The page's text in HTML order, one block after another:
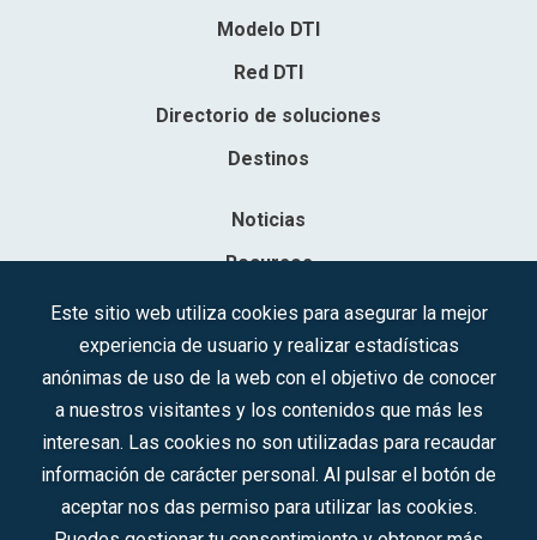
Modelo DTI
Red DTI
Directorio de soluciones
Destinos
Noticias
Recursos
Contacto
Sociedad Mercantil Estatal para la Gestión de la Innovación y las
Inscrita en el R.M. de Madrid, T, 12593, Se. 8, F. 129, H. 201.307.
C.I.F.: A-81/874.984
Síguenos en redes sociales:
Este sitio web utiliza cookies para asegurar la mejor
experiencia de usuario y realizar estadísticas
anónimas de uso de la web con el objetivo de conocer
a nuestros visitantes y los contenidos que más les
interesan. Las cookies no son utilizadas para recaudar
información de carácter personal. Al pulsar el botón de
aceptar nos das permiso para utilizar las cookies.